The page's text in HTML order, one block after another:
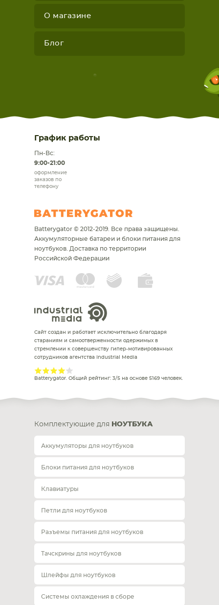
О магазине
Блог
График работы
Пн-Вс:
9:00-21:00
оформление
заказов по
телефону
Batterygator © 2012-2019. Все права защищены.
Аккумуляторные батареи и блоки питания для
ноутбуков. Доставка по территории
Российской Федерации
Сайт создан и работает исключительно благодаря
стараниям и самоотверженности одержимых в
стремлении к совершенству гипер-мотивированных
сотрудников агентства Industrial Media
Batterygator. Общий рейтинг: 3/5 на основе 5169 человек.
Комплектующие для НОУТБУКА
Аккумуляторы для ноутбуков
Блоки питания для ноутбуков
Клавиатуры
Петли для ноутбуков
Разъемы питания для ноутбуков
Тачскрины для ноутбуков
Шлейфы для ноутбуков
Системы охлаждения в сборе